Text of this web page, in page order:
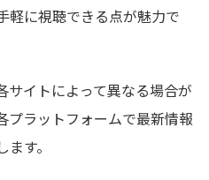
軽に視聴できる点が魅力で
サイトによって異なる場合が
プラットフォームで最新情報
す。